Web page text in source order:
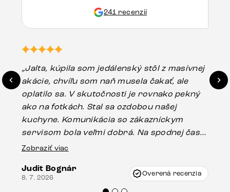
241 recenzií
„Jalta, kúpila som jedálenský stôl z masívnej
akácie, chvíľu som naň musela čakať, ale
oplatilo sa. V skutočnosti je rovnako pekný
ako na fotkách. Stal sa ozdobou našej
kuchyne. Komunikácia so zákazníckym
servisom bola veľmi dobrá. Na spodnej časti
stola bolo malé poškodenie, pravdepodobne
Vincze pri riešení mojej záležitosti pristúpili
veľmi korektne. Odporúčam produkty Delife
Zobraziť viac
Judit Bognár
8. 7. 2026 Overená recenzia